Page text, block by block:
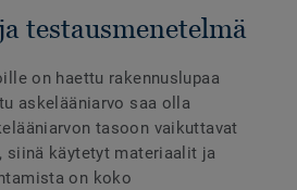
testausmenetelmä
on haettu rakennuslupaa
askelääniarvo saa olla
tasoon vaikuttavat
siinä käytetyt materiaalit ja
on koko